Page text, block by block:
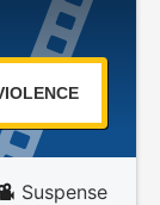
Suspense